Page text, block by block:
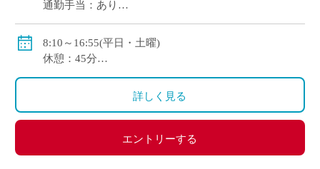
通勤手当：あり
私学共済加入
8:10～16:55(平日・土曜)
休憩：45分
詳しく見る
エントリーする